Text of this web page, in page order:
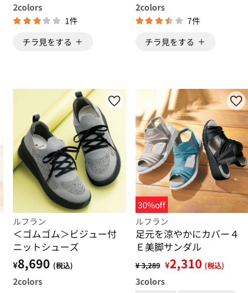
2colors
1件
チラ見をする
2colors
7件
チラ見をする
ルフラン
＜ゴムゴム＞ビジュー付
ニットシューズ
¥8,690 (税込)
2colors
30%off
ルフラン
足元を涼やかにカバー４
Ｅ美脚サンダル
¥ 3,289 ¥2,310 (税込)
3colors